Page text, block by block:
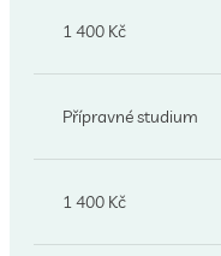
1 400 Kč
Přípravné studium
1 400 Kč